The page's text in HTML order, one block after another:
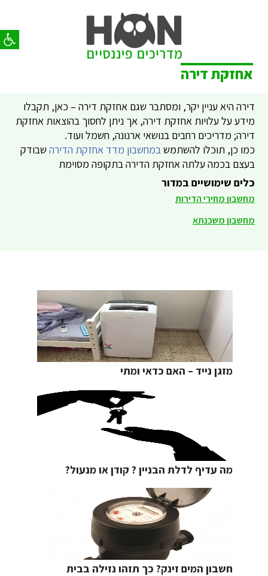
פתח
אחזקת דירה
דירה היא עניין יקר, ומסתבר שגם אחזקת דירה – כאן, תקבלו
מידע על עלויות אחזקת דירה, אך ניתן לחסוך בהוצאות אחזקת
דירה; מדריכים רחבים בנושאי ארנונה, חשמל ועוד.
כמו כן, תוכלו להשתמשבמחשבון מדד אחזקת הדירהשבודק
בעצם בכמה עלתה אחזקת הדירה בתקופה מסוימת
כלים שימושיים במדור
מחשבון מחירי הדירות
מחשבון משכנתא
מזגן נייד – האם כדאי ומתי
מה עדיף לדלת הבניין ? קודן או מנעול?
חשבון המים זינק? כך תזהו נזילה בבית